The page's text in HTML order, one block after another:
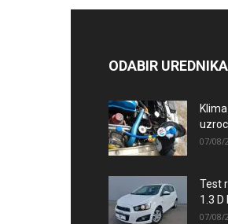
ODABIR UREDNIKA
07/08/
Test
1.3 D
07/08/